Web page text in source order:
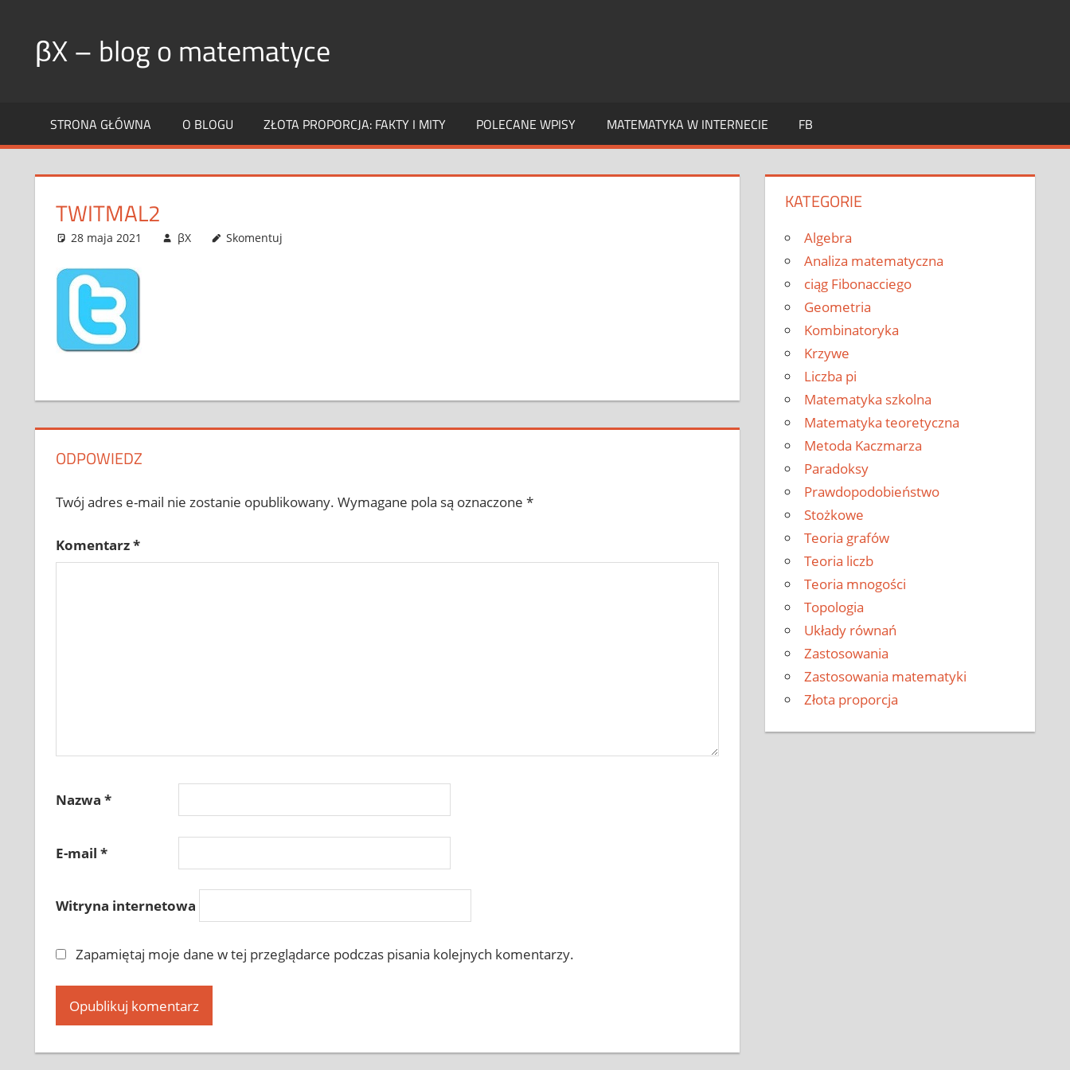
contentβX – blog o matematyce
STRONA GŁÓWNA O BLOGU ZŁOTA PROPORCJA: FAKTY I MITY POLECANE WPISY MATEMATYKA W INTERNECIE FB
TWITMAL2
28 maja 2021 βX Skomentuj
ODPOWIEDZ
Twój adres e-mail nie zostanie opublikowany. Wymagane pola są oznaczone *
Komentarz*
Nazwa *
E-mail *
Witryna internetowa
Zapamiętaj moje dane w tej przeglądarce podczas pisania kolejnych komentarzy.
KATEGORIE
Algebra
Analiza matematyczna
ciąg Fibonacciego
Geometria
Kombinatoryka
Krzywe
Liczba pi
Matematyka szkolna
Matematyka teoretyczna
Metoda Kaczmarza
Paradoksy
Prawdopodobieństwo
Stożkowe
Teoria grafów
Teoria liczb
Teoria mnogości
Topologia
Układy równań
Zastosowania
Zastosowania matematyki
Złota proporcja